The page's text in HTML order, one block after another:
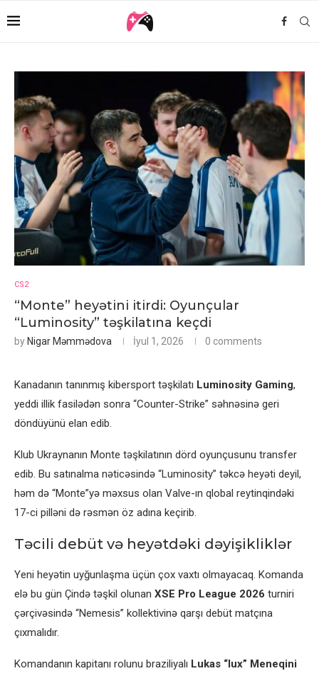
CS2
“Monte” heyətini itirdi: Oyunçular
“Luminosity” təşkilatına keçdi
by Nigar Məmmədova İyul 1, 2026 0 comments
Kanadanın tanınmış kibersport təşkilatı Luminosity Gaming,
yeddi illik fasilədən sonra “Counter-Strike” səhnəsinə geri
döndüyünü elan edib.
Klub Ukraynanın Monte təşkilatının dörd oyunçusunu transfer
edib. Bu satınalma nəticəsində “Luminosity” təkcə heyəti deyil,
həm də “Monte”yə məxsus olan Valve-ın qlobal reytinqindəki
17-ci pilləni də rəsmən öz adına keçirib.
Təcili debüt və heyətdəki dəyişikliklər
Yeni heyətin uyğunlaşma üçün çox vaxtı olmayacaq. Komanda
elə bu gün Çində təşkil olunan XSE Pro League 2026 turniri
çərçivəsində “Nemesis” kollektivinə qarşı debüt matçına
çıxmalıdır.
Komandanın kapitanı rolunu braziliyalı Lukas “lux” Meneqini